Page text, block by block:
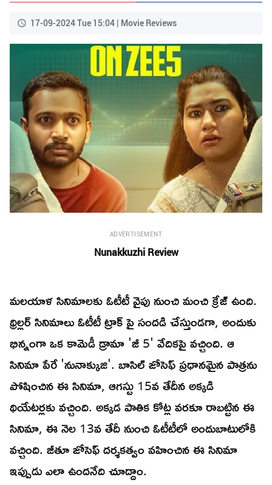
17-09-2024 Tue 15:04 | Movie Reviews
ADVERTISEMENT
Nunakkuzhi Review
మలయాళ సినిమాలకు ఓటీటీ వైపు నుంచి మంచి క్రేజ్ ఉంది.
థ్రిల్లర్ సినిమాలు ఓటీటీ ట్రాక్ పై సందడి చేస్తుండగా, అందుకు
భిన్నంగా ఒక కామెడీ డ్రామా 'జీ 5' వేదికపై వచ్చింది. ఆ
సినిమా పేరే 'నునాక్కుజి'. బాసిల్ జోసెఫ్ ప్రధానమైన పాత్రను
పోషించిన ఈ సినిమా, ఆగస్టు 15వ తేదీన అక్కడి
థియేటర్లకు వచ్చింది. అక్కడ పాతిక కోట్ల వరకూ రాబట్టిన ఈ
సినిమా, ఈ నెల 13వ తేదీ నుంచి ఓటీటీలో అందుబాటులోకి
వచ్చింది. జీతూ జోసెఫ్ దర్శకత్వం వహించిన ఈ సినిమా
ఇప్పుడు ఎలా ఉందనేది చూద్దాం.